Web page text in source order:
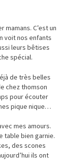
C’est un
voit nos enfants
leurs bêtises
spécial.
de très belles
chez thomson
pour écouter
pique nique…
mes amours.
table bien garnie.
des scones
ils ont